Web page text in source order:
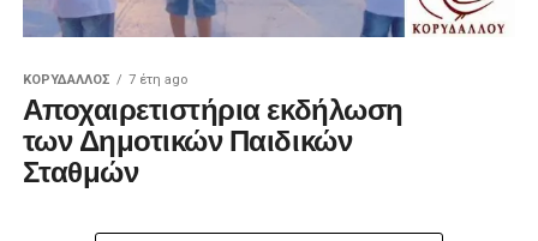
ΚΟΡΥΔΑΛΛΟΣ 7 έτη ago
Αποχαιρετιστήρια εκδήλωση
των Δημοτικών Παιδικών
Σταθμών